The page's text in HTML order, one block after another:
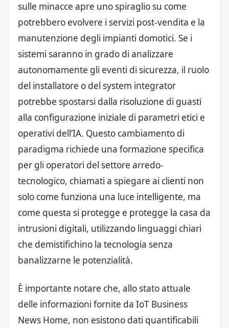
sulle minacce apre uno spiraglio su come
potrebbero evolvere i servizi post-vendita e la
manutenzione degli impianti domotici. Se i
sistemi saranno in grado di analizzare
autonomamente gli eventi di sicurezza, il ruolo
del installatore o del system integrator
potrebbe spostarsi dalla risoluzione di guasti
alla configurazione iniziale di parametri etici e
operativi dell’IA. Questo cambiamento di
paradigma richiede una formazione specifica
per gli operatori del settore arredo-
tecnologico, chiamati a spiegare ai clienti non
solo come funziona una luce intelligente, ma
come questa si protegge e protegge la casa da
intrusioni digitali, utilizzando linguaggi chiari
che demistifichino la tecnologia senza
banalizzarne le potenzialità.
È importante notare che, allo stato attuale
delle informazioni fornite da IoT Business
News Home, non esistono dati quantificabili